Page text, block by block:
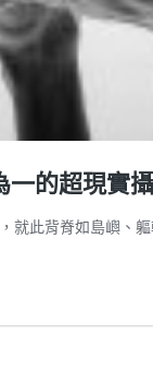
一的超現實
就此背脊如島嶼、